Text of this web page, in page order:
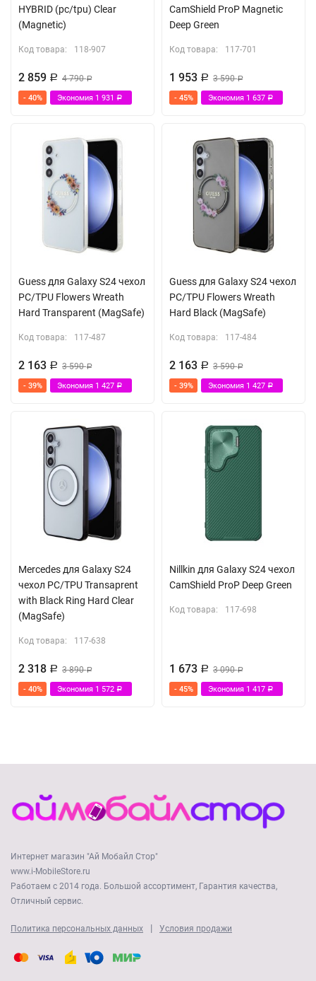
HYBRID (pc/tpu) Clear
(Magnetic)
Код товара: 118-907
2 859 Р 4 790Р
- 40% Экономия 1 931 Р
CamShield ProP Magnetic
Deep Green
Код товара: 117-701
1 953 Р 3 590Р
- 45% Экономия 1 637 Р
Guess для Galaxy S24 чехол
PC/TPU Flowers Wreath
Hard Transparent (MagSafe)
Код товара: 117-487
2 163 Р 3 590Р
- 39% Экономия 1 427 Р
Guess для Galaxy S24 чехол
PC/TPU Flowers Wreath
Hard Black (MagSafe)
Код товара: 117-484
2 163 Р 3 590Р
- 39% Экономия 1 427 Р
Mercedes для Galaxy S24
чехол PC/TPU Transaprent
with Black Ring Hard Clear
(MagSafe)
Код товара: 117-638
2 318 Р 3 890Р
- 40% Экономия 1 572 Р
Nillkin для Galaxy S24 чехол
CamShield ProP Deep Green
Код товара: 117-698
1 673 Р 3 090Р
- 45% Экономия 1 417 Р
Интернет магазин "Ай Мобайл Стор"
www.i-MobileStore.ru
Работаем с 2014 года. Большой ассортимент, Гарантия качества,
Отличный сервис.
Политика персональных данных | Условия продажи